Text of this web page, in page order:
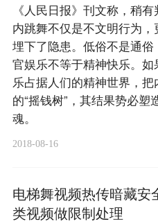
《人民日报》刊文称，稍
内跳舞不仅是不文明行为
埋下了隐患。低俗不是通
官娱乐不等于精神快乐。
乐占据人们的精神世界，
的“摇钱树”，其结果势必塑
魂。
2018-08-16
电梯舞视频热传暗藏
类视频做限制处理